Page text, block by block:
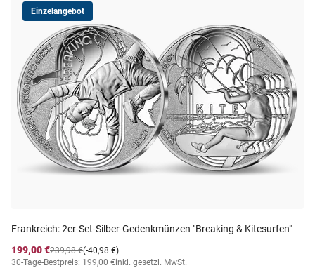
Einzelangebot
Frankreich: 2er-Set-Silber-Gedenkmünzen "Breaking & Kitesurfen"
199,00 €
(-40,98 €)
239,98 €
30-Tage-Bestpreis: 199,00 €inkl. gesetzl. MwSt.